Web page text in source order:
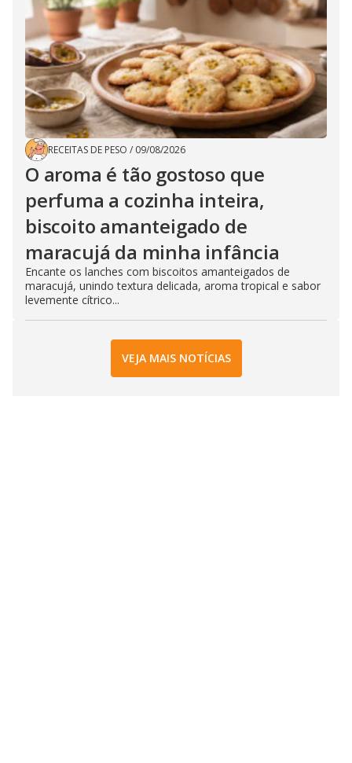
RECEITAS DE PESO / 09/08/2026
O aroma é tão gostoso que
perfuma a cozinha inteira,
biscoito amanteigado de
maracujá da minha infância
Encante os lanches com biscoitos amanteigados de
maracujá, unindo textura delicada, aroma tropical e sabor
levemente cítrico...
VEJA MAIS NOTÍCIAS